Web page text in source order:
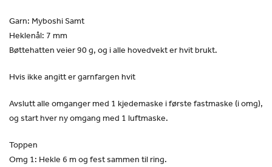
Garn: Myboshi Samt
Heklenål: 7 mm
Bøttehatten veier 90 g, og i alle hovedvekt er hvit brukt.
Hvis ikke angitt er garnfargen hvit
Avslutt alle omganger med 1 kjedemaske i første fastmaske (i omg),
og start hver ny omgang med 1 luftmaske.
Toppen
Omg 1: Hekle 6 m og fest sammen til ring.